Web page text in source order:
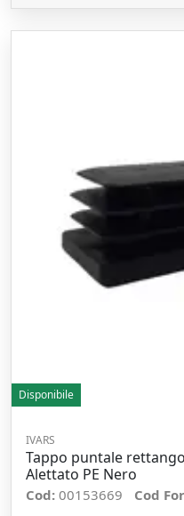
Disponibile
IVARS
Tappo puntale
Alettato PE Nero
Cod: 00153669 Cod